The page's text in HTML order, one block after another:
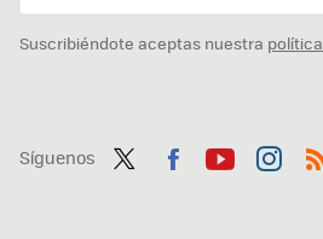
Suscribiéndote aceptas nuestra
Síguenos